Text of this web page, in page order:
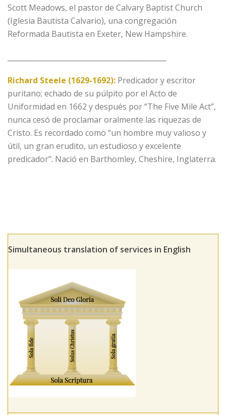
Scott Meadows, el pastor de Calvary Baptist Church
(Iglesia Bautista Calvario), una congregación
Reformada Bautista en Exeter, New Hampshire.
Richard Steele (1629-1692): Predicador y escritor
puritano; echado de su púlpito por el Acto de
Uniformidad en 1662 y después por “The Five Mile Act”,
nunca cesó de proclamar oralmente las riquezas de
Cristo. Es recordado como “un hombre muy valioso y
útil, un gran erudito, un estudioso y excelente
predicador”. Nació en Barthomley, Cheshire, Inglaterra.
Simultaneous translation of services in English